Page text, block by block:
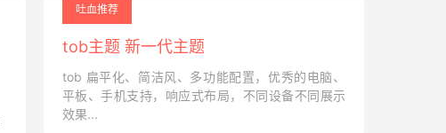
吐血推荐
tob主题 新一代主题
tob 扁平化、简洁风、多功能配置，优秀的电脑、
平板、手机支持，响应式布局，不同设备不同展示
效果...